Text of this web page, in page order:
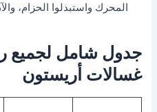
المحرك واستبدلوا الحزام،
جدول شامل لجميع
غسالات أريستون